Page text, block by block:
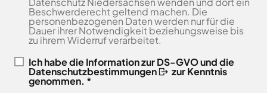
Beschwerderecht geltend machen. Die
personenbezogenen Daten werden nur für die
Dauer ihrer Notwendigkeit beziehungsweise bis
zu ihrem Widerruf verarbeitet.
Ich habe dieInformation zur DS-GVO und die
Datenschutzbestimmungen zur Kenntnis
genommen. *
Entwicklungsgesellschaft
Planungsgesellschaft
Nahverkehr
Osnabrück
Stiftung
Lauter
(nur
Zulassungsstelle!)
Außenstellen
der
Kreisverwaltung
Bad
Laer
Bad
Rothenfelde
Belm
Bersenbrück